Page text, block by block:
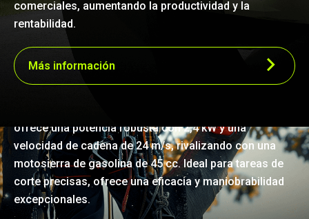
comerciales, aumentando la productividad y la
rentabilidad.
Más información
Potencia robusta para trabajos de
precisión
ofrece una potencia robusta con 2,4 kW y una
velocidad de cadena de 24 m/s, rivalizando con una
motosierra de gasolina de 45 cc. Ideal para tareas de
corte precisas, ofrece una eficacia y maniobrabilidad
excepcionales.